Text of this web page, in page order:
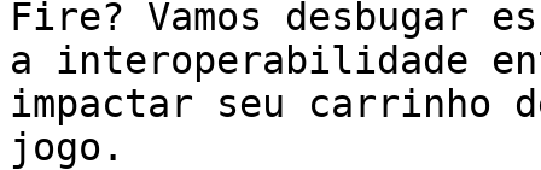
Fire? Vamos desbugar
a interoperabilidade
impactar seu carrinho
jogo.